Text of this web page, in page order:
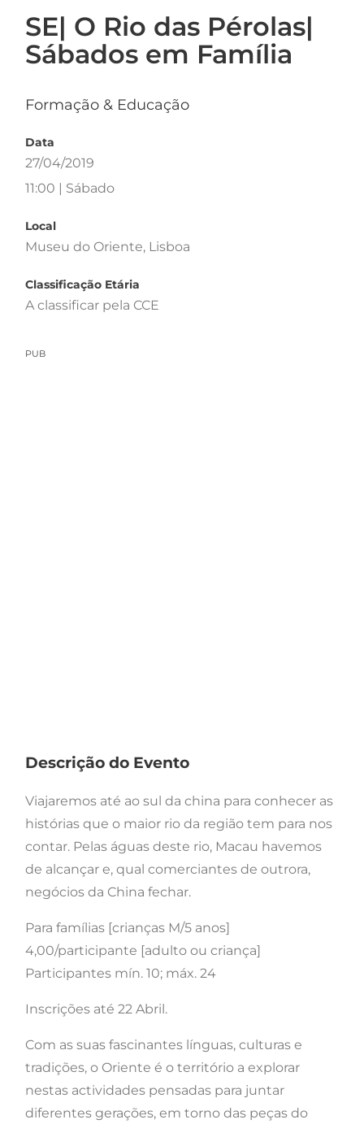
SE| O Rio das Pérolas|
Sábados em Família
Formação & Educação
Data
27/04/2019
11:00 | Sábado
Local
Museu do Oriente, Lisboa
Classificação Etária
A classificar pela CCE
PUB
Descrição do Evento
Viajaremos até ao sul da china para conhecer as
histórias que o maior rio da região tem para nos
contar. Pelas águas deste rio, Macau havemos
de alcançar e, qual comerciantes de outrora,
negócios da China fechar.
Para famílias [crianças M/5 anos]
4,00/participante [adulto ou criança]
Participantes mín. 10; máx. 24
Inscrições até 22 Abril.
Com as suas fascinantes línguas, culturas e
tradições, o Oriente é o território a explorar
nestas actividades pensadas para juntar
diferentes gerações, em torno das peças do